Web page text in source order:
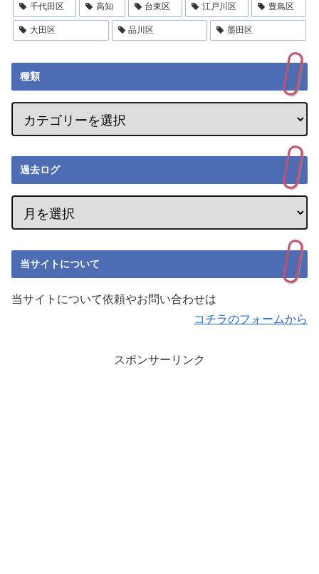
千代田区 高知 台東区 江戸川区 豊島区
大田区 品川区 墨田区
種類
過去ログ
当サイトについて
当サイトについて依頼やお問い合わせは
コチラのフォームから
スポンサーリンク